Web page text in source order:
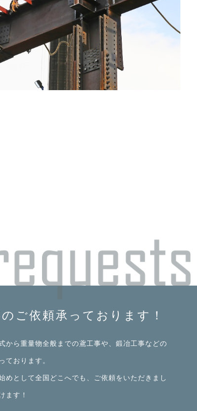
ご依頼承っております！
から重量物全般までの鳶工事や、鍛冶工事などの
ております。
めとして全国どこへでも、ご依頼をいただきまし
ます！